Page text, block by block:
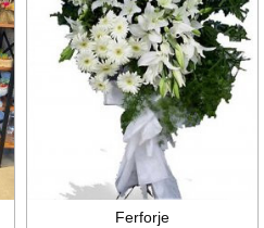
Ferforje